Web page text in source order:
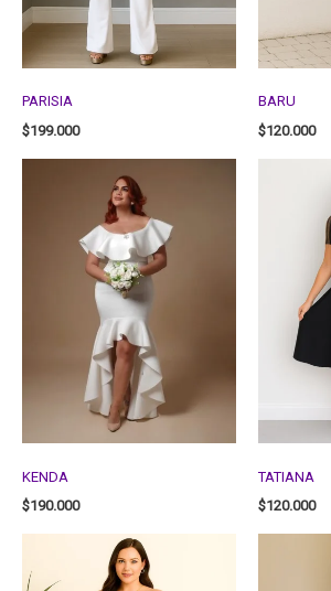
PARISIA
$199.000
BARU
$120.000
KENDA
$190.000
TATIANA
$120.000